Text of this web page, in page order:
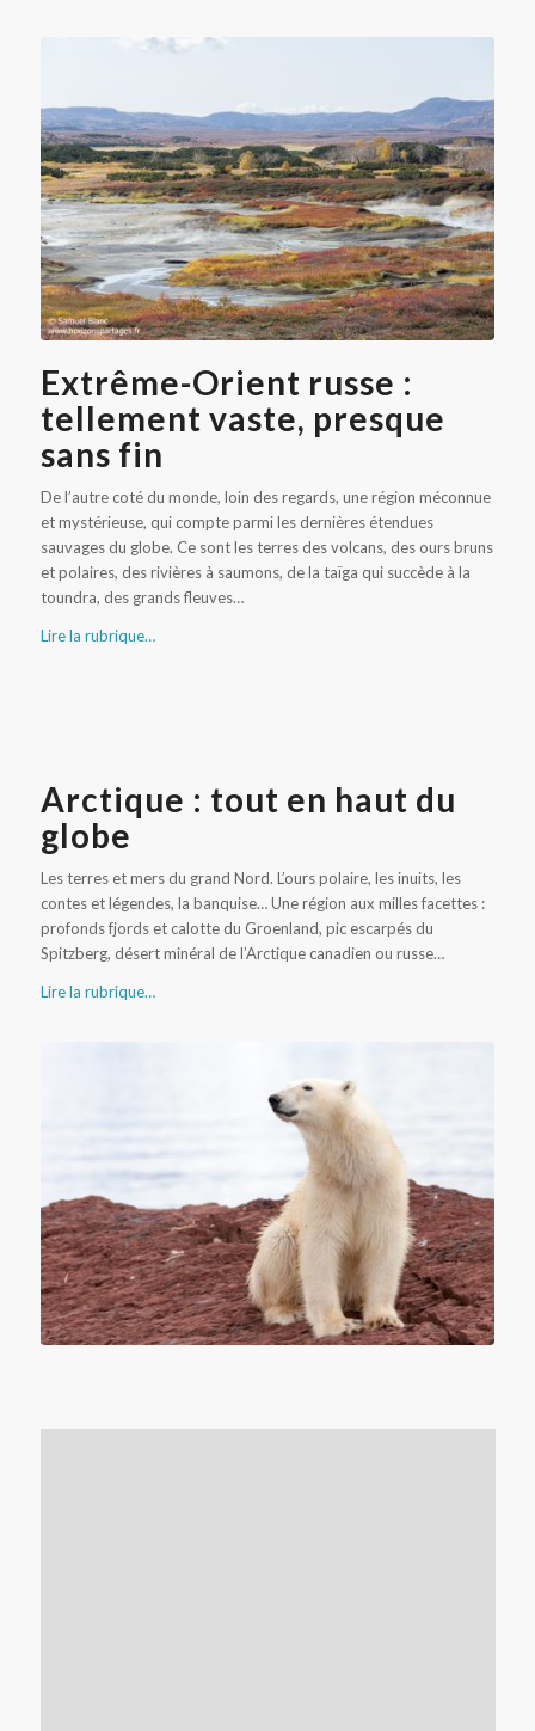
Caldeira au Kamtchatka
Extrême-Orient russe :
tellement vaste, presque
sans fin
De l’autre coté du monde, loin des regards, une région méconnue
et mystérieuse, qui compte parmi les dernières étendues
sauvages du globe. Ce sont les terres des volcans, des ours bruns
et polaires, des rivières à saumons, de la taïga qui succède à la
toundra, des grands fleuves…
Lire la rubrique…
Arctique : tout en haut du
globe
Les terres et mers du grand Nord. L’ours polaire, les inuits, les
contes et légendes, la banquise… Une région aux milles facettes :
profonds fjords et calotte du Groenland, pic escarpés du
Spitzberg, désert minéral de l’Arctique canadien ou russe…
Lire la rubrique…
Ours polaire au Spitzberg